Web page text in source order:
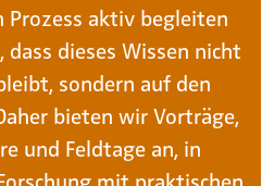
Prozess aktiv begleiten
dieses Wissen nicht
sondern auf den
bieten wir Vorträge,
und Feldtage an, in